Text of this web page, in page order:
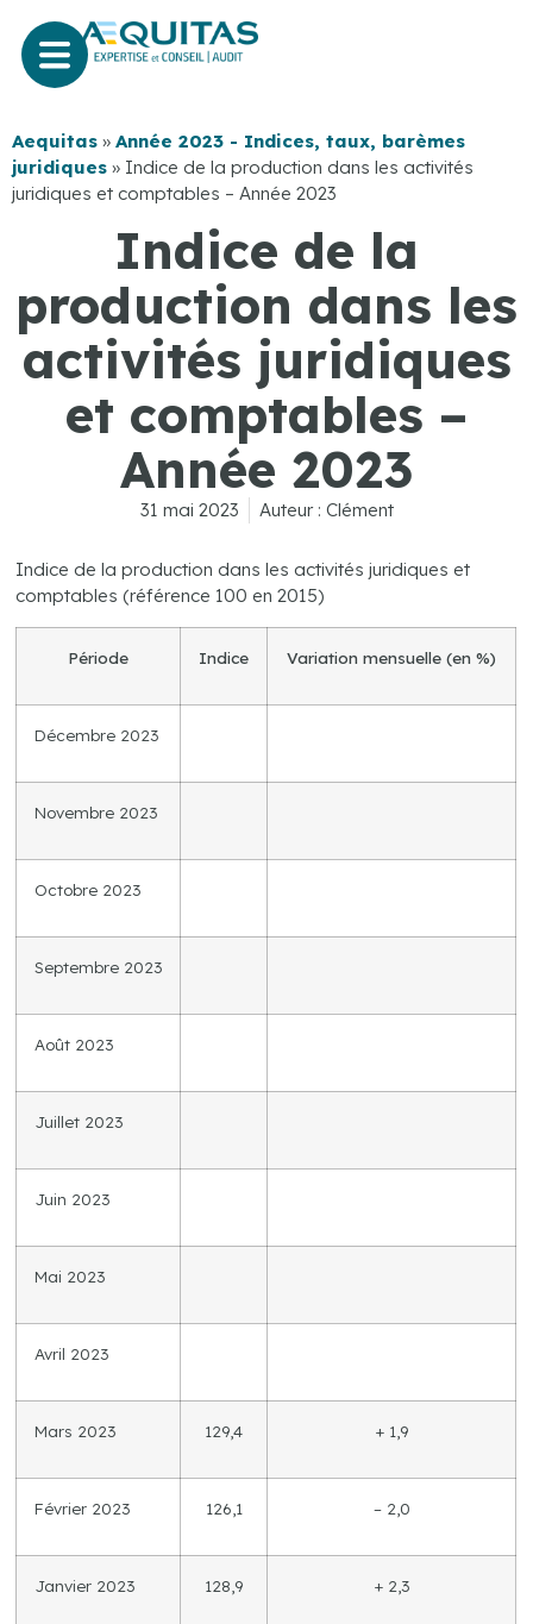
Aequitas » Année 2023 - Indices, taux, barèmes
juridiques » Indice de la production dans les activités
juridiques et comptables – Année 2023
Indice de la
production dans les
activités juridiques
et comptables –
Année 2023
31 mai 2023 Auteur : Clément
Indice de la production dans les activités juridiques et
comptables (référence 100 en 2015)
Période Indice Variation mensuelle (en %)
Décembre 2023
Novembre 2023
Octobre 2023
Septembre 2023
Août 2023
Juillet 2023
Juin 2023
Mai 2023
Avril 2023
Mars 2023 129,4 + 1,9
Février 2023 126,1 – 2,0
Janvier 2023 128,9 + 2,3